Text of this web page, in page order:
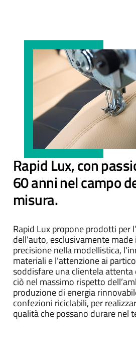
Rapid Lux, con
60 anni nel campo
misura.
Rapid Lux propone prodotti per
dell’auto, esclusivamente made
precisione nella modellistica,
materiali e l’attenzione ai
soddisfare una clientela attenta
ciò nel massimo rispetto
produzione di energia
confezioni riciclabili, per
qualità che possano durare nel